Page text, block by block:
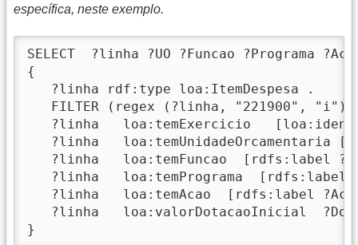
específica, neste exemplo.
SELECT  ?linha ?UO ?Funcao ?Programa
{
   ?linha rdf:type loa:ItemDespesa .
FILTER (regex (?linha, "221900", "i"))
?linha   loa:temExercicio
?linha   loa:temUnidadeOrcamentaria
?linha   loa:temFuncao  [rdfs:label
?linha   loa:temPrograma  [rdfs:label
?linha   loa:temAcao  [rdfs:label
?linha   loa:valorDotacaoInicial
}